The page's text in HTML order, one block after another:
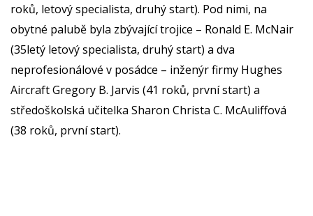
roků, letový specialista, druhý start). Pod nimi, na
obytné palubě byla zbývající trojice – Ronald E. McNair
(35letý letový specialista, druhý start) a dva
neprofesionálové v posádce – inženýr firmy Hughes
Aircraft Gregory B. Jarvis (41 roků, první start) a
středoškolská učitelka Sharon Christa C. McAuliffová
(38 roků, první start).